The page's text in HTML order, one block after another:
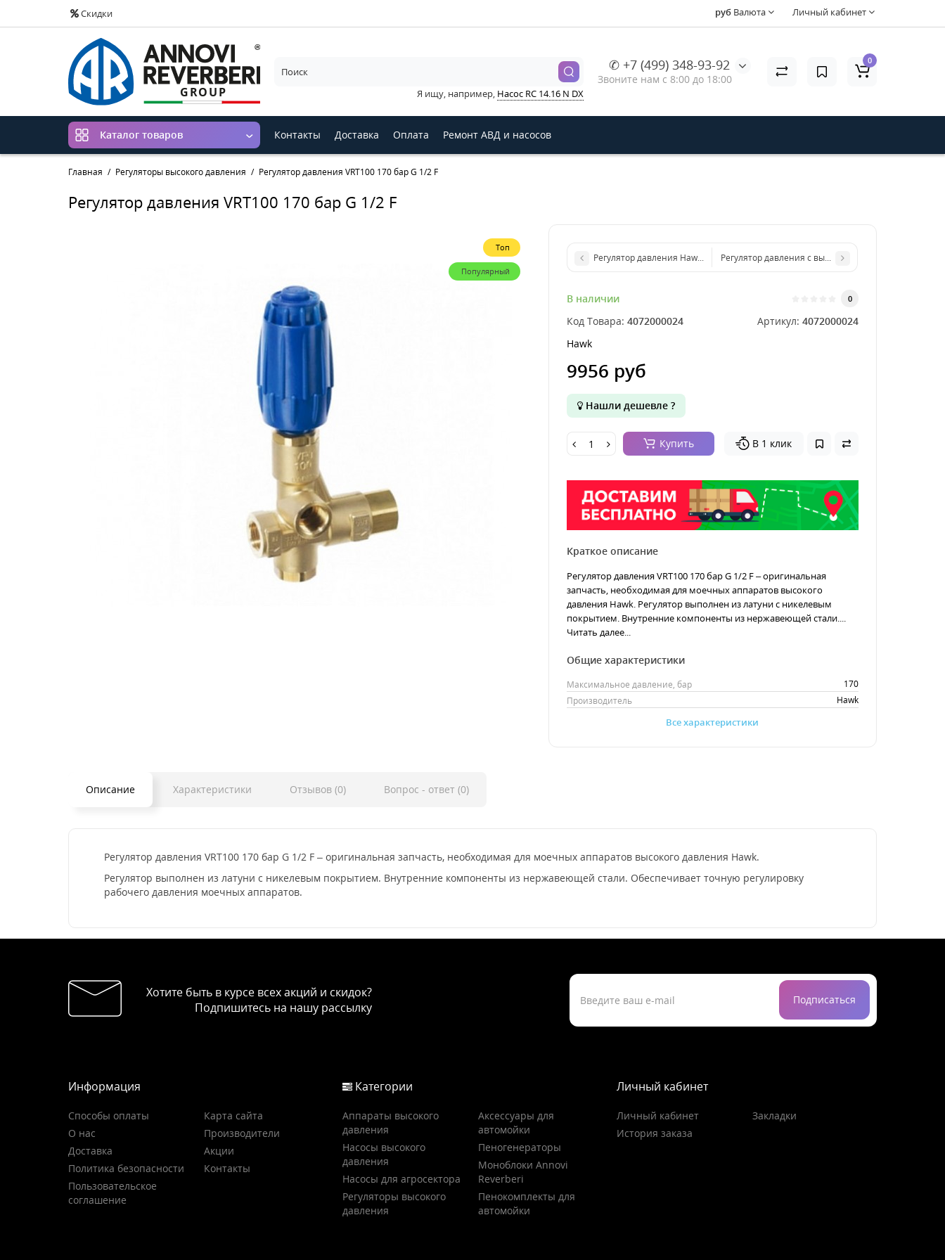
Скидки Личный кабинет
руб Валюта
✆ +7 (499) 348-93-92
Звоните нам с 8:00 до 18:00
Я ищу, например, Насос RC 14.16 N DX
0
Каталог товаров Контакты Доставка Оплата Ремонт АВД и насосов
Главная Регуляторы высокого давления Регулятор давления VRT100 170 бар G 1/2 F
Регулятор давления VRT100 170 бар G 1/2 F
Топ
Популярный
Регулятор давления Hawk VHP39Регулятор давления с выключателем Hawk VHP39
В наличии 0
Код Товара: 4072000024 Артикул: 4072000024
Hawk
9956 руб
Нашли дешевле ?
Купить В 1 клик
Краткое описание
Регулятор давления VRT100 170 бар G 1/2 F – оригинальная
запчасть, необходимая для моечных аппаратов высокого
давления Hawk. Регулятор выполнен из латуни с никелевым
покрытием. Внутренние компоненты из нержавеющей стали....
Читать далее...
Общие характеристики
Максимальное давление, бар
170
Производитель
Hawk
Все характеристики
Описание Характеристики Отзывов (0) Вопрос - ответ (0)
Регулятор давления VRT100 170 бар G 1/2 F – оригинальная запчасть, необходимая для моечных аппаратов высокого давления Hawk.
Регулятор выполнен из латуни с никелевым покрытием. Внутренние компоненты из нержавеющей стали. Обеспечивает точную регулировку
рабочего давления моечных аппаратов.
Хотите быть в курсе всех акций и скидок?
Подпишитесь на нашу рассылку
Подписаться
Информация
Способы оплаты
О нас
Доставка
Политика безопасности
Пользовательское
соглашение
Карта сайта
Производители
Акции
Контакты
Категории
Аппараты высокого
давления
Насосы высокого
давления
Насосы для агросектора
Регуляторы высокого
давления
Аксессуары для
автомойки
Пеногенераторы
Моноблоки Annovi
Reverberi
Пенокомплекты для
автомойки
Личный кабинет
Личный кабинет
История заказа
Закладки